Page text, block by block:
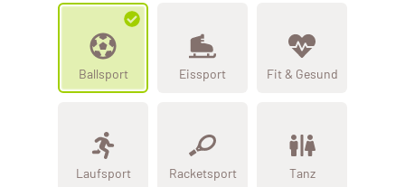
Ballsport Eissport Fit & Gesund
Laufsport Racketsport Tanz